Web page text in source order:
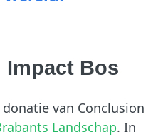
Impact Bos
van Conclusion
Landschap. In